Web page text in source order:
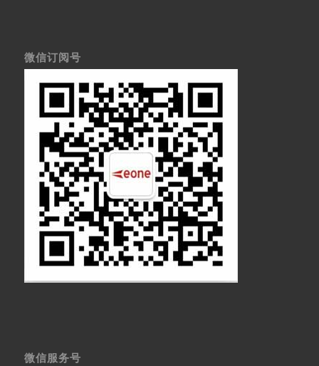
微信订阅号
微信服务号